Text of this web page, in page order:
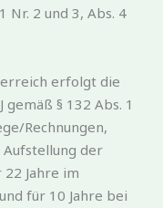
Nr. 2 und 3, Abs. 4
erfolgt die
§ 132 Abs. 1
Rechnungen,
Aufstellung der
Jahre im
für 10 Jahre bei